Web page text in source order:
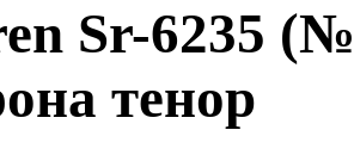
Sr-6235
тенор